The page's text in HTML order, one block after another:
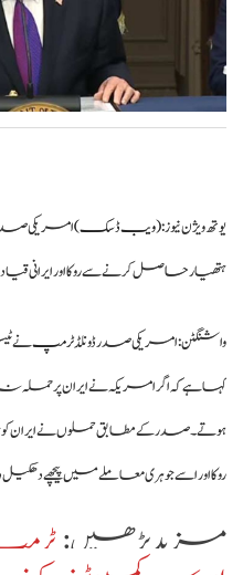
عالمی منڈی میں تیل سستا، پاکستان
یوتھ ویژن نیوز :(ویب ڈسک)امریکی صدر
ہتھیار حاصل کرنے سے روکا اور ایرانی
واشنگٹن: امریکی صدر ڈونلڈٹرمپنے
کہا ہے کہ اگر امریکہ نے ایران پر حملہ نہ
ہوتے۔ صدر کے مطابق حملوں نے ایران کو
روکا اور اسے جوہری معاملے میں پیچھے دھکیل
مزید پڑھیں: